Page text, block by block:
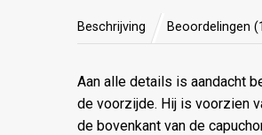
Beschrijving Beoordelingen
Aan alle details is aandacht
de voorzijde. Hij is voorzien
de bovenkant van de